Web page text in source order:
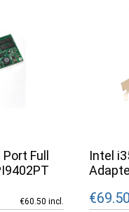
Full
€60.50 incl.
Intel
€69.50